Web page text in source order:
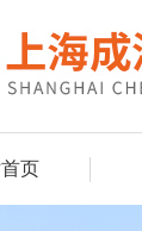
页